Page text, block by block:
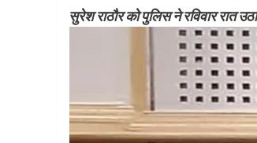
सुरेश राठौर को पुलिस ने रविवार रात